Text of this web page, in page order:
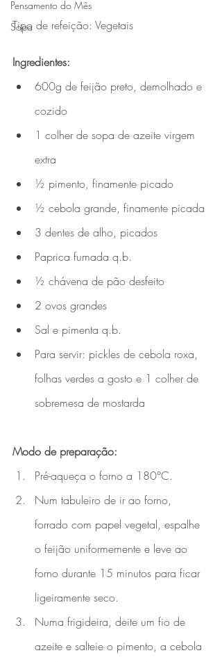
Pensamento do Mês
Sopa
Tipo de refeição: Vegetais
Ingredientes:
600g de feijão preto, demolhado e
cozido
1 colher de sopa de azeite virgem
extra
½ pimento, finamente picado
½ cebola grande, finamente picada
3 dentes de alho, picados
Paprica fumada q.b.
½ chávena de pão desfeito
2 ovos grandes
Sal e pimenta q.b.
Para servir: pickles de cebola roxa,
folhas verdes a gosto e 1 colher de
sobremesa de mostarda
Modo de preparação:
Pré-aqueça o forno a 180°C.
Num tabuleiro de ir ao forno,
forrado com papel vegetal, espalhe
o feijão uniformemente e leve ao
forno durante 15 minutos para ficar
ligeiramente seco.
Numa frigideira, deite um fio de
azeite e salteie o pimento, a cebola